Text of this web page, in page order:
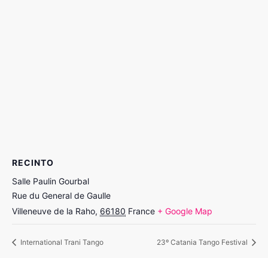
RECINTO
Salle Paulin Gourbal
Rue du General de Gaulle
Villeneuve de la Raho, 66180 France + Google Map
International Trani Tango 23º Catania Tango Festival